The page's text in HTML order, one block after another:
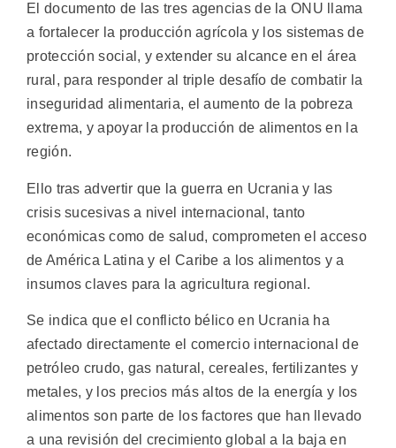
El documento de las tres agencias de la ONU llama
a fortalecer la producción agrícola y los sistemas de
protección social, y extender su alcance en el área
rural, para responder al triple desafío de combatir la
inseguridad alimentaria, el aumento de la pobreza
extrema, y apoyar la producción de alimentos en la
región.
Ello tras advertir que la guerra en Ucrania y las
crisis sucesivas a nivel internacional, tanto
económicas como de salud, comprometen el acceso
de América Latina y el Caribe a los alimentos y a
insumos claves para la agricultura regional.
Se indica que el conflicto bélico en Ucrania ha
afectado directamente el comercio internacional de
petróleo crudo, gas natural, cereales, fertilizantes y
metales, y los precios más altos de la energía y los
alimentos son parte de los factores que han llevado
a una revisión del crecimiento global a la baja en